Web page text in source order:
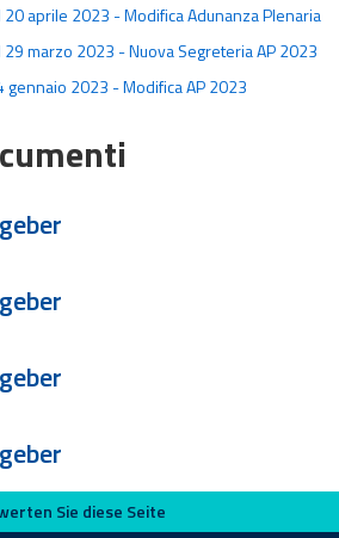
20 aprile 2023 - Modifica Adunanza Plenaria
29 marzo 2023 - Nuova Segreteria AP 2023
gennaio 2023 - Modifica AP 2023
Seite
Sie diese Seite